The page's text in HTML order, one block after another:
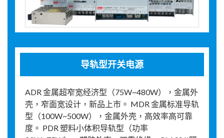
导轨型开关电源
ADR 金属超窄宽经济型（75W~480W），金属外
壳，窄面宽设计，新品上市。 MDR 金属标准导轨
型（100W~500W），金属外壳，高效率高可靠
度。 PDR 塑料小体积导轨型（功率